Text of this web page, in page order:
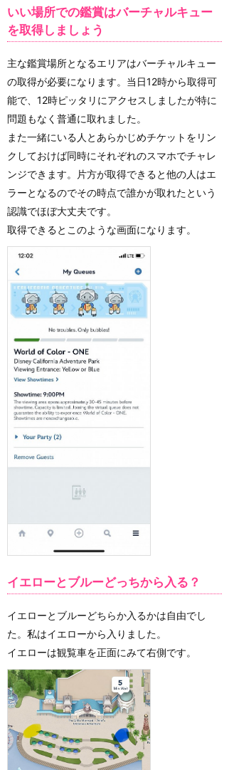
いい場所での鑑賞はバーチャルキュー
を取得しましょう
主な鑑賞場所となるエリアはバーチャルキュー
の取得が必要になります。当日12時から取得可
能で、12時ピッタリにアクセスしましたが特に
問題もなく普通に取れました。
また一緒にいる人とあらかじめチケットをリン
クしておけば同時にそれぞれのスマホでチャレ
ンジできます。片方が取得できると他の人はエ
ラーとなるのでその時点で誰かが取れたという
認識でほぼ大丈夫です。
取得できるとこのような画面になります。
イエローとブルーどっちから入る？
イエローとブルーどちらか入るかは自由でし
た。私はイエローから入りました。
イエローは観覧車を正面にみて右側です。